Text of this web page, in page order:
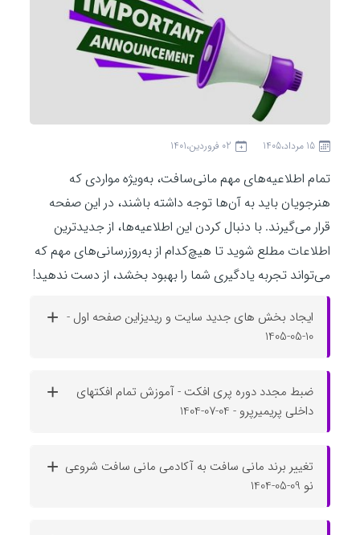
15 مرداد،1405 02 فروردين،1401
تمام اطلاعیه‌های مهم مانی‌سافت، به‌ویژه مواردی که
هنرجویان باید به آن‌ها توجه داشته باشند، در این صفحه
قرار می‌گیرند. با دنبال کردن این اطلاعیه‌ها، از جدیدترین
اطلاعات مطلع شوید تا هیچ‌کدام از به‌روزرسانی‌های مهم که
می‌تواند تجربه یادگیری شما را بهبود بخشد، از دست ندهید!
ایجاد بخش های جدید سایت و ریدیزاین صفحه اول -
10-05-1405
ضبط مجدد دوره پری افکت - آموزش تمام افکتهای
داخلی پریمیرپرو - 04-07-1404
تغییر برند مانی‌ سافت به آکادمی مانی‌ سافت شروعی
نو 09-05-1404